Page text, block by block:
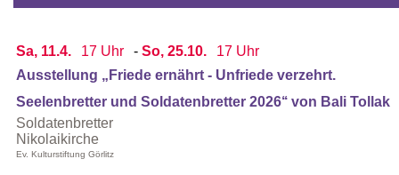
Sa, 11.4. 17 Uhr - So, 25.10.
17 Uhr
Ausstellung „Friede ernährt - Unfriede verzehrt.
Seelenbretter und Soldatenbretter 2026‘‘ von Bali Tollak
Soldatenbretter
Nikolaikirche
Ev. Kulturstiftung Görlitz